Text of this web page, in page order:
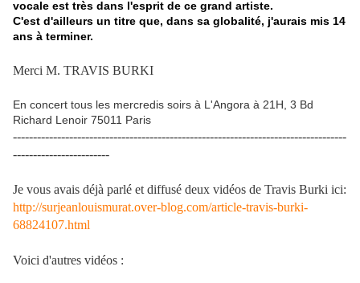
vocale est très dans l'esprit de ce grand artiste.
C'est d'ailleurs un titre que, dans sa globalité, j'aurais mis 14
ans à terminer.
Merci M. TRAVIS BURKI
En concert tous les mercredis soirs à L'Angora à 21H, 3 Bd
Richard Lenoir 75011 Paris
-----------------------------------------------------------------------------------
------------------------
Je vous avais déjà parlé et diffusé deux vidéos de Travis Burki ici:
http://surjeanlouismurat.over-blog.com/article-travis-burki-
68824107.html
Voici d'autres vidéos :